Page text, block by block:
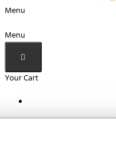
Menu
Menu
Your Cart